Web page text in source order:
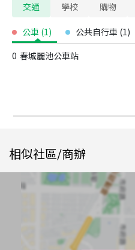
交通 學校 購物
公車 (1) 公共自行車 (1)
0 春城麗池公車站
相似社區/商辦